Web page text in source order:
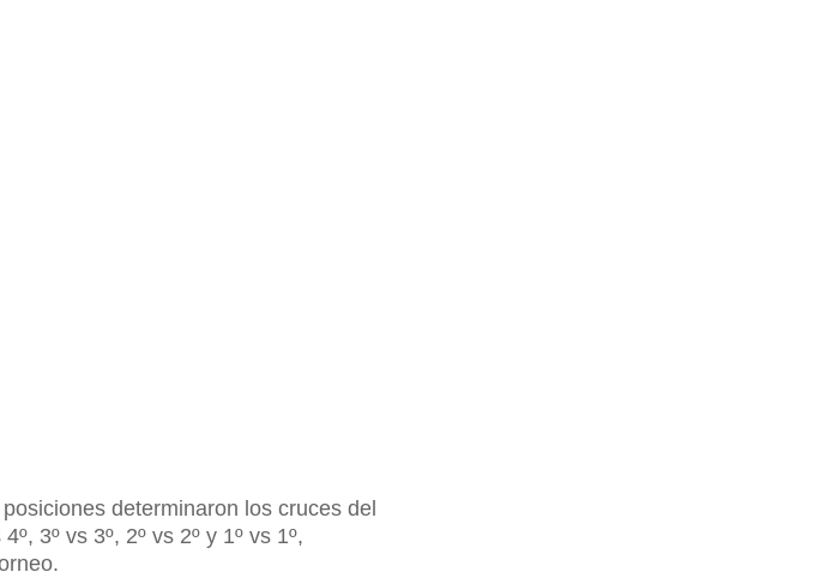
determinaron los cruces del
3º vs 3º, 2º vs 2º y 1º vs 1º,